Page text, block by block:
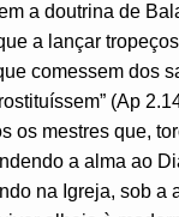
a doutrina de
a lançar
comessem dos
(Ap
os mestres que,
a alma ao
na Igreja, sob a